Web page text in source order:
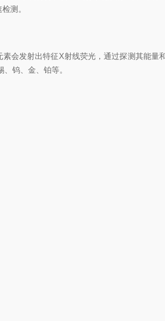
测。
会发射出特征X射线荧光，通过探测其能
钨、金、铂等。